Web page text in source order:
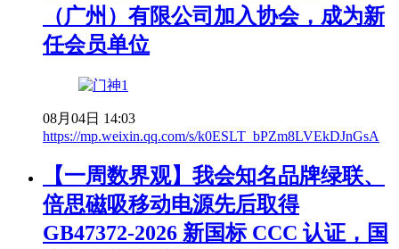
（广州）有限公司加入协会，成为新
任会员单位
08月04日 14:03
https://mp.weixin.qq.com/s/k0ESLT_bPZm8LVEkDJnGsA
【一周数界观】我会知名品牌绿联、
倍思磁吸移动电源先后取得
GB47372-2026 新国标 CCC 认证，国